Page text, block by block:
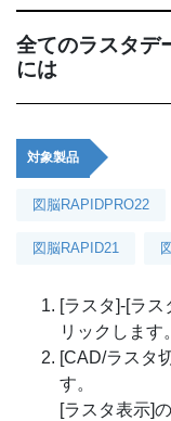
全てのラスタデ
には
対象製品
図脳RAPIDPRO22
図脳RAPID21
[ラスタ]-[ラ
リックします。
[CAD/ラスタ
す。
[ラスタ表示]